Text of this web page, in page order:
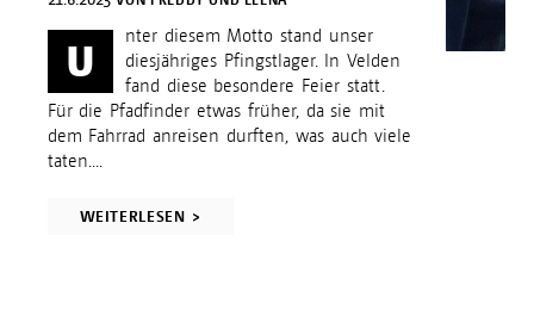
U
nter diesem Motto stand unser
diesjähriges Pfingstlager. In Velden
fand diese besondere Feier statt.
Für die Pfadfinder etwas früher, da sie mit
dem Fahrrad anreisen durften, was auch viele
taten....
WEITERLESEN >